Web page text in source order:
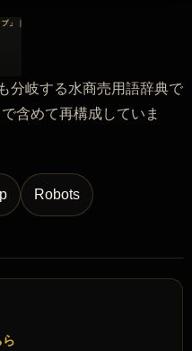
分岐する水商売用語辞典で
含めて再構成していま
Robots